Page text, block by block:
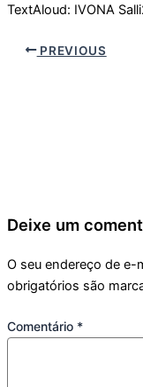
TextAloud: IVONA
PREVIOUS
Deixe um
O seu endereço de e-
obrigatórios são
Comentário *